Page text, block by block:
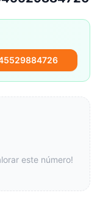
este número!